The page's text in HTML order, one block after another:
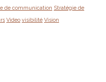
de communication Stratégie de
Video visibilité Vision